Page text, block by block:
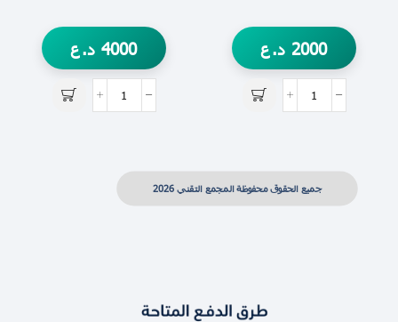
2000 د.ع 4000 د.ع
جميع الحقوق محفوظة المجمع التقني 2026